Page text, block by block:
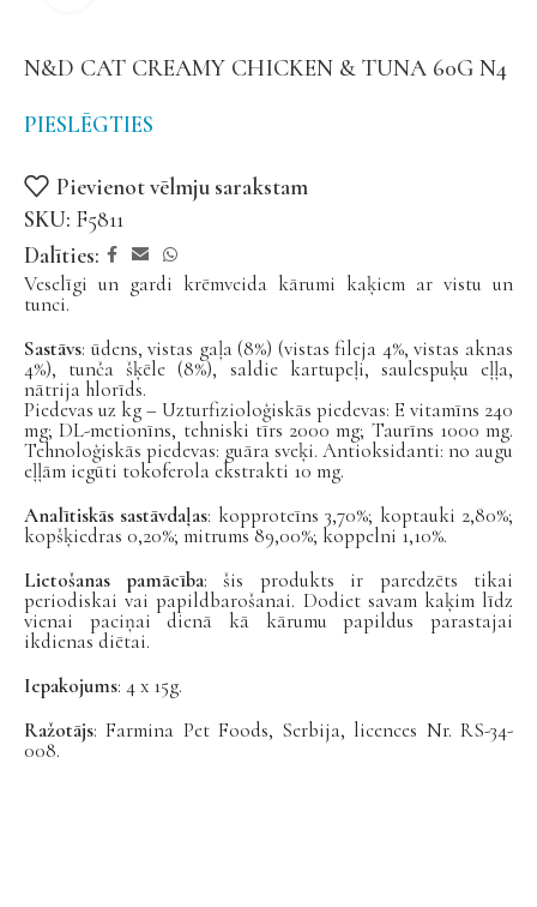
N&D CAT CREAMY CHICKEN & TUNA 60G N4
PIESLĒGTIES
Pievienot vēlmju sarakstam
SKU: F5811
Dalīties:
Veselīgi un gardi krēmveida kārumi kaķiem ar vistu un
tunci.
Sastāvs: ūdens, vistas gaļa (8%) (vistas fileja 4%, vistas aknas
4%), tunča šķēle (8%), saldie kartupeļi, saulespuķu eļļa,
nātrija hlorīds.
Piedevas uz kg – Uzturfizioloģiskās piedevas: E vitamīns 240
mg; DL-metionīns, tehniski tīrs 2000 mg; Taurīns 1000 mg.
Tehnoloģiskās piedevas: guāra sveķi. Antioksidanti: no augu
eļļām iegūti tokoferola ekstrakti 10 mg.
Analītiskās sastāvdaļas: kopproteīns 3,70%; koptauki 2,80%;
kopšķiedras 0,20%; mitrums 89,00%; koppelni 1,10%.
Lietošanas pamācība: šis produkts ir paredzēts tikai
periodiskai vai papildbarošanai. Dodiet savam kaķim līdz
vienai paciņai dienā kā kārumu papildus parastajai
ikdienas diētai.
Iepakojums: 4 x 15g.
Ražotājs: Farmina Pet Foods, Serbija, licences Nr. RS-34-
008.